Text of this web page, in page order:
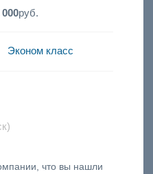
000руб.
Эконом класс
что вы нашли